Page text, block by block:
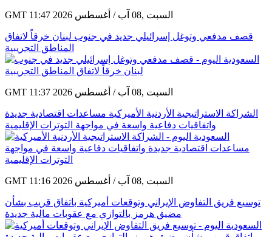
GMT 11:47 2026 السبت ,08 آب / أغسطس
قصف مدفعي وتوغل إسرائيلي جديد في جنوب لبنان خرقاً لاتفاق
المناطق التجريبية
GMT 11:37 2026 السبت ,08 آب / أغسطس
الشراكة الاستراتيجية الأردنية الأميركية مساعدات اقتصادية جديدة
واتفاقيات دفاعية واسعة في مواجهة التوترات الإقليمية
GMT 11:16 2026 السبت ,08 آب / أغسطس
توسيع فريق التفاوض الإيراني وتوقعات أميركية باتفاق قريب بشأن
مضيق هرمز بالتوازي مع عقوبات مالية جديدة